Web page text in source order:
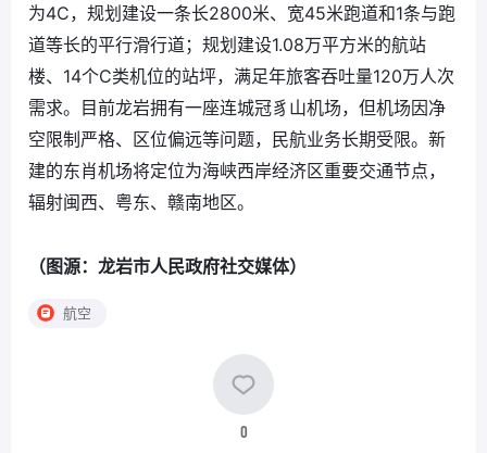
为4C，规划建设一条长2800米、宽45米跑道和1条与跑
道等长的平行滑行道；规划建设1.08万平方米的航站
楼、14个C类机位的站坪，满足年旅客吞吐量120万人次
需求。目前龙岩拥有一座连城冠豸山机场，但机场因净
空限制严格、区位偏远等问题，民航业务长期受限。新
建的东肖机场将定位为海峡西岸经济区重要交通节点，
辐射闽西、粤东、赣南地区。
（图源：龙岩市人民政府社交媒体）
航空
0